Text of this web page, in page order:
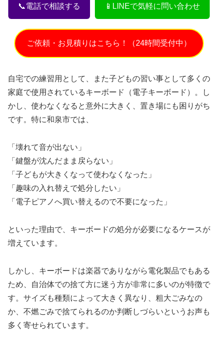
📞電話で相談する 📱LINEで気軽に問い合わせ
ご依頼・お見積りはこちら！（24時間受付中）
自宅での練習用として、また子どもの習い事として多くの
家庭で使用されているキーボード（電子キーボード）。し
かし、使わなくなると意外に大きく、置き場にも困りがち
です。特に和泉市では、
「壊れて音が出ない」
「鍵盤が沈んだまま戻らない」
「子どもが大きくなって使わなくなった」
「趣味の入れ替えで処分したい」
「電子ピアノへ買い替えるので不要になった」
といった理由で、キーボードの処分が必要になるケースが
増えています。
しかし、キーボードは楽器でありながら電化製品でもある
ため、自治体での捨て方に迷う方が非常に多いのが特徴で
す。サイズも種類によって大きく異なり、粗大ごみなの
か、不燃ごみで捨てられるのか判断しづらいというお声も
多く寄せられています。